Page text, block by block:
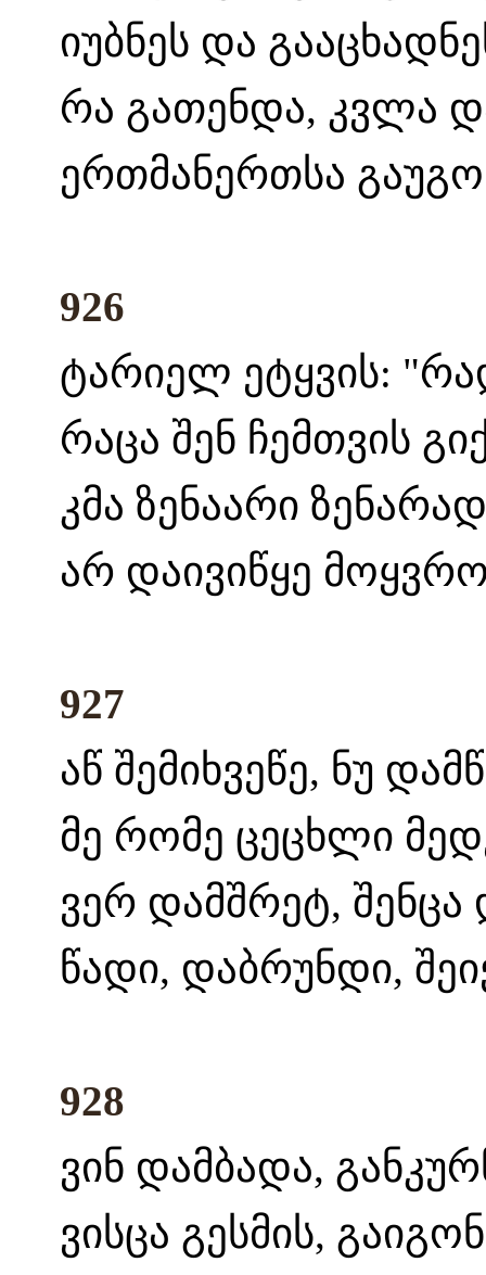
იუბნეს და
რა გათენდა, კვლა
ერთმანერთსა
926
ტარიელ ეტყვის:
რაცა შენ ჩემთვის
კმა ზენაარი
არ დაივიწყე
927
აწ შემიხვეწე, ნუ
მე რომე ცეცხლი
ვერ დამშრეტ, შენცა
წადი, დაბრუნდი,
928
ვინ დამბადა,
ვისცა გესმის,